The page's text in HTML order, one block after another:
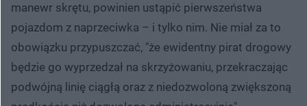
manewr skrętu, powinien ustąpić pierwszeństwa
pojazdom z naprzeciwka – i tylko nim. Nie miał za to
obowiązku przypuszczać, "że ewidentny pirat drogowy
będzie go wyprzedzał na skrzyżowaniu, przekraczając
podwójną linię ciągłą oraz z niedozwoloną zwiększoną